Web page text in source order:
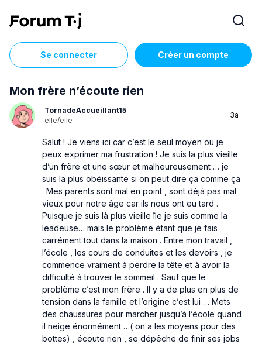
Se connecter Créer un compte
Mon frère n’écoute rien
TornadeAccueillant15
elle/elle
3a
Salut ! Je viens ici car c’est le seul moyen ou je
peux exprimer ma frustration ! Je suis la plus vieille
d’un frère et une sœur et malheureusement … je
suis la plus obéissante si on peut dire ça comme ça
. Mes parents sont mal en point , sont déjà pas mal
vieux pour notre âge car ils nous ont eu tard .
Puisque je suis là plus vieille île je suis comme la
leadeuse… mais le problème étant que je fais
carrément tout dans la maison . Entre mon travail ,
l’école , les cours de conduites et les devoirs , je
commence vraiment à perdre la tête et à avoir la
difficulté à trouver le sommeil . Sauf que le
problème c’est mon frère . Il y a de plus en plus de
tension dans la famille et l’origine c’est lui … Mets
des chaussures pour marcher jusqu’à l’école quand
il neige énormément …( on a les moyens pour des
bottes) , écoute rien , se dépêche de finir ses jobs